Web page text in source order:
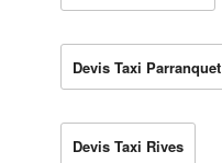
Devis Taxi Parranquet
Devis Taxi Rives